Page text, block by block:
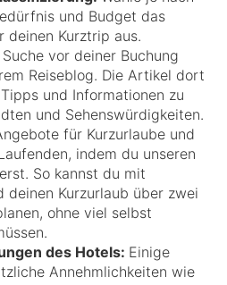
und Budget das
deinen Kurztrip aus.
Suche vor deiner Buchung
Reiseblog. Die Artikel dort
und Informationen zu
und Sehenswürdigkeiten.
für Kurzurlaube und
indem du unseren
So kannst du mit
deinen Kurzurlaub über zwei
ohne viel selbst
des Hotels: Einige
Annehmlichkeiten wie